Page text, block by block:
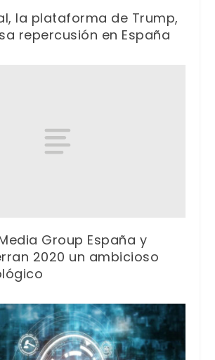
la plataforma de Trump,
repercusión en España
Group España y
2020 un ambicioso